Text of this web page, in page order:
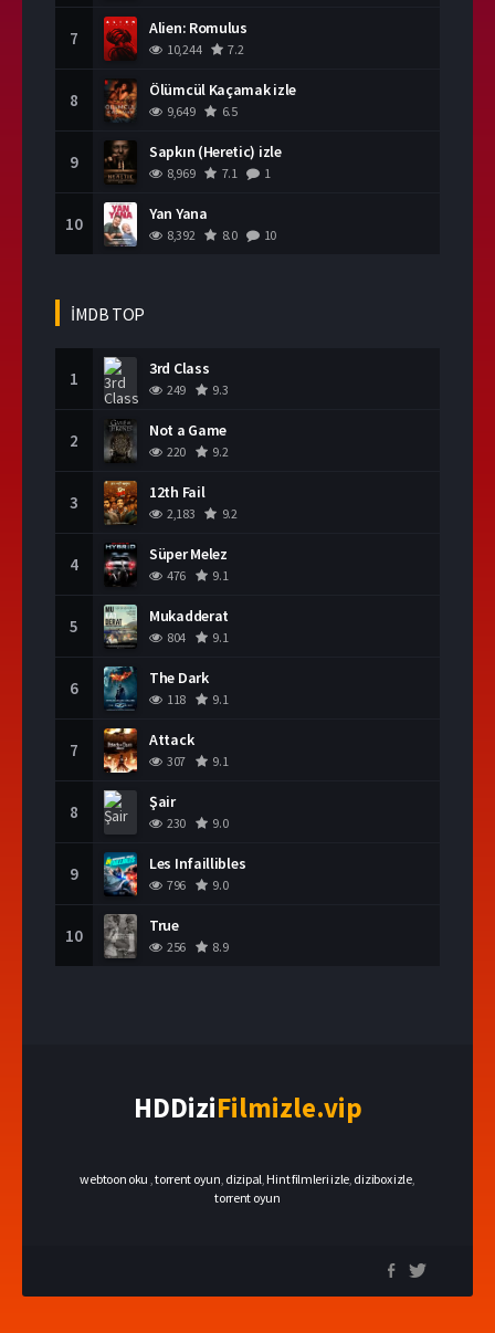
7 Alien: Romulus
10,244 7.2
8 Ölümcül Kaçamak izle
9,649 6.5
9 Sapkın (Heretic) izle
8,969 7.1 1
10 Yan Yana
8,392 8.0 10
İMDB TOP
1 3rd Class
249 9.3
2 Not a Game
220 9.2
3 12th Fail
2,183 9.2
4 Süper Melez
476 9.1
5 Mukadderat
804 9.1
6 The Dark
118 9.1
7 Attack
307 9.1
8 Şair
230 9.0
9 Les Infaillibles
796 9.0
10 True
256 8.9
HDDiziFilmizle.vip
webtoon oku ,torrent oyun, dizipal, Hint filmleri izle, dizibox izle,
torrent oyun